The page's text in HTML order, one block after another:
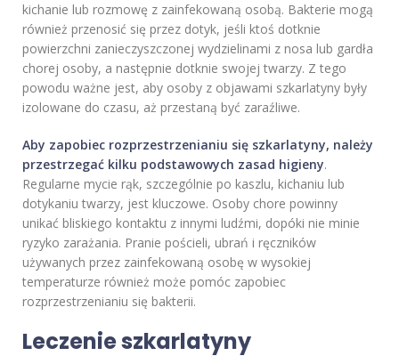
kichanie lub rozmowę z zainfekowaną osobą. Bakterie mogą
również przenosić się przez dotyk, jeśli ktoś dotknie
powierzchni zanieczyszczonej wydzielinami z nosa lub gardła
chorej osoby, a następnie dotknie swojej twarzy. Z tego
powodu ważne jest, aby osoby z objawami szkarlatyny były
izolowane do czasu, aż przestaną być zaraźliwe.
Aby zapobiec rozprzestrzenianiu się szkarlatyny, należy
przestrzegać kilku podstawowych zasad higieny.
Regularne mycie rąk, szczególnie po kaszlu, kichaniu lub
dotykaniu twarzy, jest kluczowe. Osoby chore powinny
unikać bliskiego kontaktu z innymi ludźmi, dopóki nie minie
ryzyko zarażania. Pranie pościeli, ubrań i ręczników
używanych przez zainfekowaną osobę w wysokiej
temperaturze również może pomóc zapobiec
rozprzestrzenianiu się bakterii.
Leczenie szkarlatyny